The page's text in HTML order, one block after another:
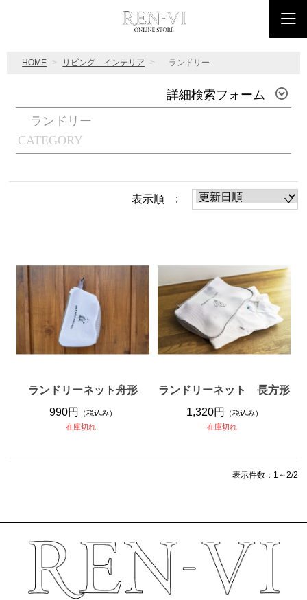
HOME リビング インテリア ランドリー
詳細検索フォーム
CATEGORY
ランドリー
表示順 :
ランドリーネット舟形
990円
（税込み）
在庫切れ
ランドリーネット 長方形
1,320円
（税込み）
在庫切れ
表示件数：1～2/2